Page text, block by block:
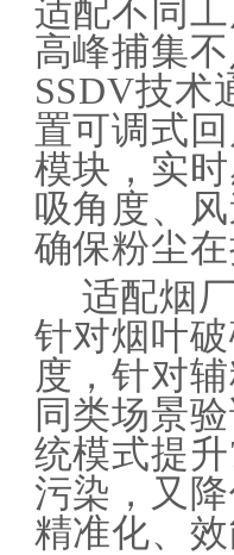
适配不同
高峰捕集
SSDV技术
置可调式
模块，实
吸角度、
确保粉尘
适配烟
针对烟叶
度，针对
同类场景
统模式提
污染，又
精准化、